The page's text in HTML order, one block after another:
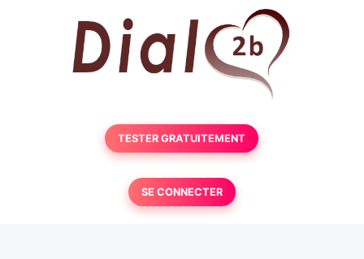
TESTER GRATUITEMENT
SE CONNECTER